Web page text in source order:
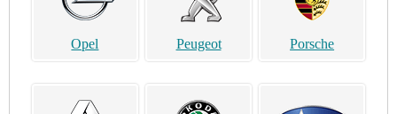
Opel Peugeot Porsche